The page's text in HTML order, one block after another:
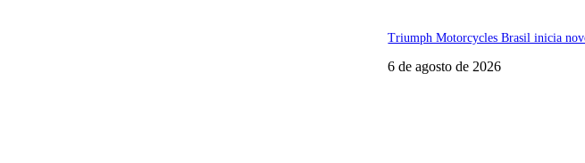
Triumph Motorcycles Brasil inicia
6 de agosto de 2026